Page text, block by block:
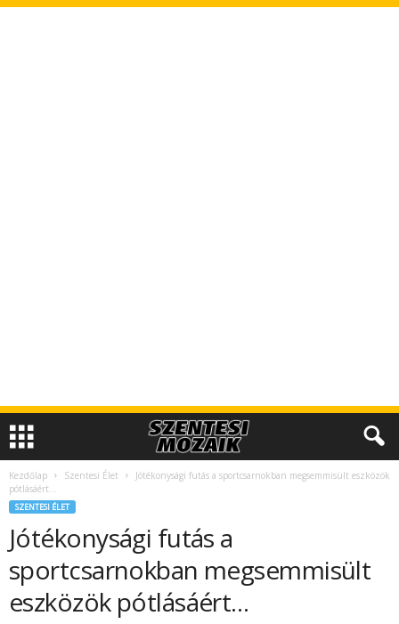
Kezdőlap Szentesi Élet
Jótékonysági futás a sportcsarnokban megsemmisült eszközök
pótlásáért…
SZENTESI ÉLET
Jótékonysági futás a
sportcsarnokban megsemmisült
eszközök pótlásáért…